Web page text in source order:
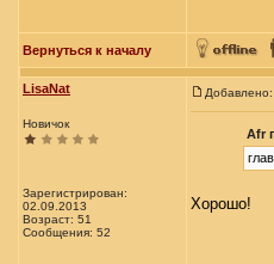
Вернуться к началу
LisaNat
Новичок
Зарегистрирован:
02.09.2013
Возраст: 51
Сообщения: 52
Afr
Хорошо!